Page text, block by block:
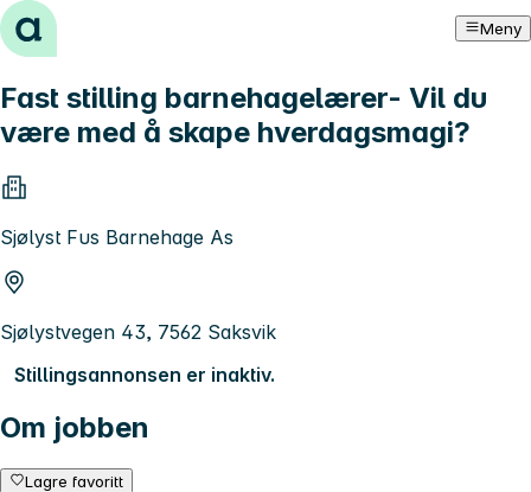
Hopp til innhold Meny
Fast stilling barnehagelærer- Vil du
være med å skape hverdagsmagi?
Sjølyst Fus Barnehage As
Sjølystvegen 43, 7562 Saksvik
Stillingsannonsen er inaktiv.
Om jobben
Lagre favoritt